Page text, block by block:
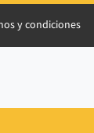
y condiciones